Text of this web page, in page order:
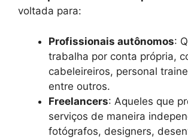
voltada para:
Profissionais autônomos:
trabalha por conta própria,
cabeleireiros, personal
entre outros.
Freelancers: Aqueles que
serviços de maneira
fotógrafos, designers,